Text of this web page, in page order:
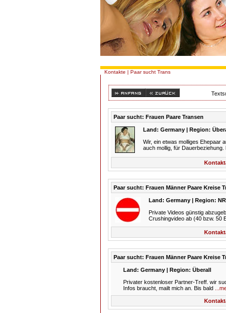
Kontakte | Paar sucht Trans
Paar sucht: Frauen Paare Transen
Land: Germany | Region:
Wir, ein etwas molliges Ehepaar
auch mollig, für
Paar sucht: Frauen Männer Paare Kreise
Land: Germany | Region:
Private Videos günstig
Crushingvideo ab (40 bzw. 50
Paar sucht: Frauen Männer Paare Kreise
Land: Germany | Region: Überall
Privater kostenloser Partner-Treff. wir
Infos braucht, mailt mich an. Bis bald